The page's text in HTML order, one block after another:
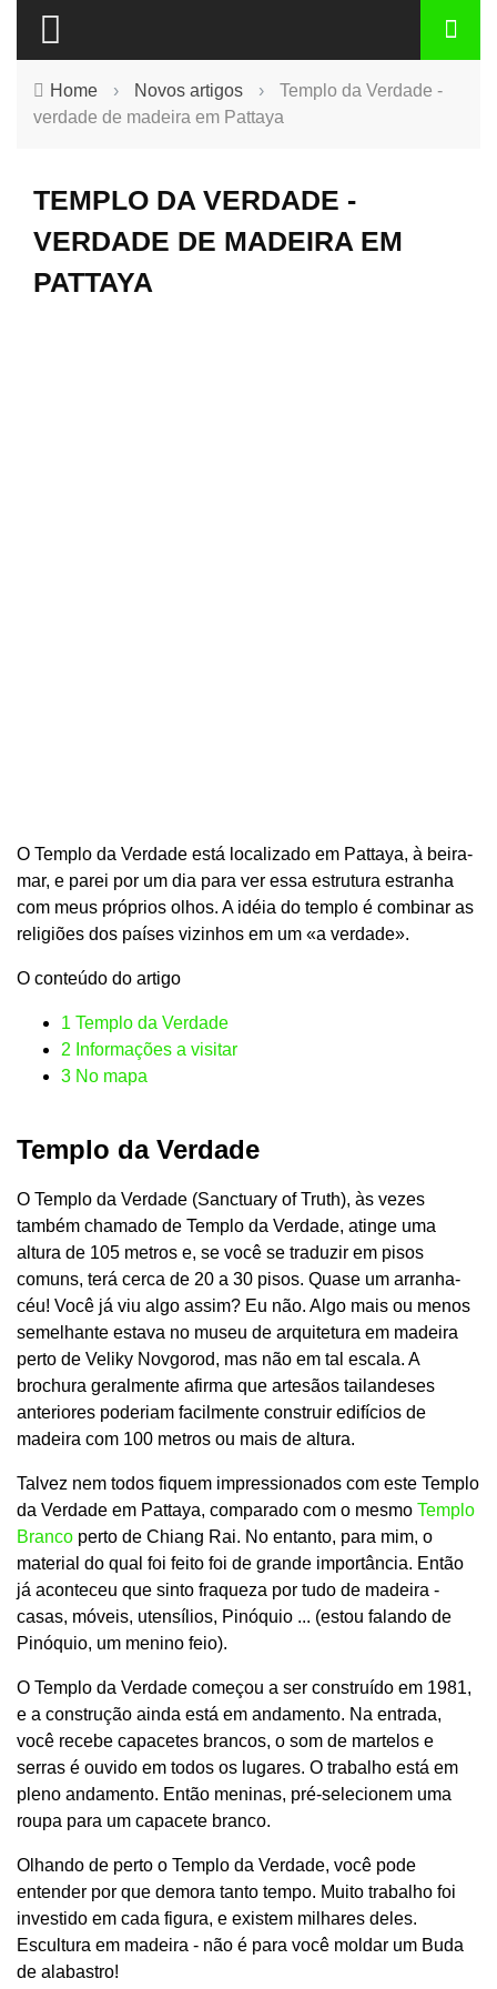
Home › Novos artigos ›
Templo da Verdade -
verdade de madeira em Pattaya
TEMPLO DA VERDADE -
VERDADE DE MADEIRA EM
PATTAYA
O Templo da Verdade está localizado em Pattaya, à beira-
mar, e parei por um dia para ver essa estrutura estranha
com meus próprios olhos. A idéia do templo é combinar as
religiões dos países vizinhos em um «a verdade».
O conteúdo do artigo
1 Templo da Verdade
2 Informações a visitar
3 No mapa
Templo da Verdade
O Templo da Verdade (Sanctuary of Truth), às vezes
também chamado de Templo da Verdade, atinge uma
altura de 105 metros e, se você se traduzir em pisos
comuns, terá cerca de 20 a 30 pisos. Quase um arranha-
céu! Você já viu algo assim? Eu não. Algo mais ou menos
semelhante estava no museu de arquitetura em madeira
perto de Veliky Novgorod, mas não em tal escala. A
brochura geralmente afirma que artesãos tailandeses
anteriores poderiam facilmente construir edifícios de
madeira com 100 metros ou mais de altura.
Talvez nem todos fiquem impressionados com este Templo
da Verdade em Pattaya, comparado com o mesmo Templo
Branco perto de Chiang Rai. No entanto, para mim, o
material do qual foi feito foi de grande importância. Então
já aconteceu que sinto fraqueza por tudo de madeira -
casas, móveis, utensílios, Pinóquio ... (estou falando de
Pinóquio, um menino feio).
O Templo da Verdade começou a ser construído em 1981,
e a construção ainda está em andamento. Na entrada,
você recebe capacetes brancos, o som de martelos e
serras é ouvido em todos os lugares. O trabalho está em
pleno andamento. Então meninas, pré-selecionem uma
roupa para um capacete branco.
Olhando de perto o Templo da Verdade, você pode
entender por que demora tanto tempo. Muito trabalho foi
investido em cada figura, e existem milhares deles.
Escultura em madeira - não é para você moldar um Buda
de alabastro!